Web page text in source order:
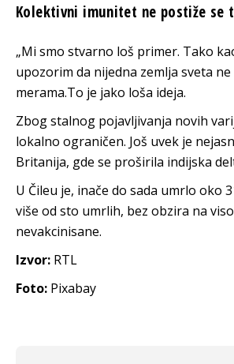
Kolektivni imunitet ne postiže se
„Mi smo stvarno loš primer. Tako
upozorim da nijedna zemlja sveta
merama.To je jako loša ideja.
Zbog stalnog pojavljivanja novih
lokalno ograničen. Još uvek je
Britanija, gde se proširila indijska
U Čileu je, inače do sada umrlo oko
više od sto umrlih, bez obzira na
nevakcinisane.
Izvor: RTL
Foto: Pixabay